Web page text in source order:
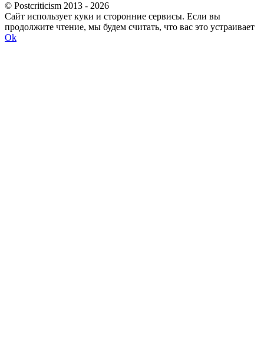
© Postcriticism 2013 - 2026
Сайт использует куки и сторонние сервисы. Если вы
продолжите чтение, мы будем считать, что вас это устраивает
Ok